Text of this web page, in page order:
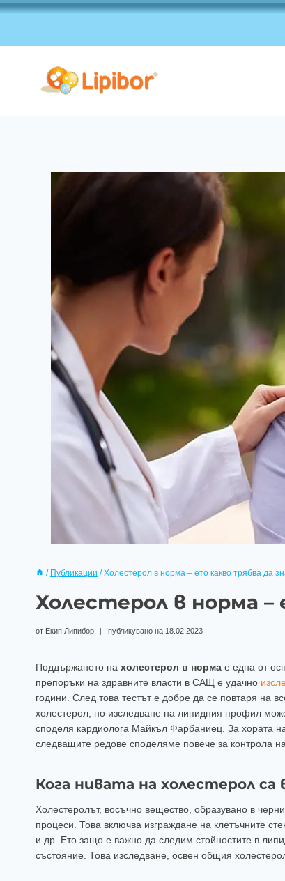
/ Публикации / Холестерол в норма – ето какво трябва да
Холестерол в норма
от Екип Липибор публикувано на 18.02.2023
Поддържането на холестерол в норма е една от
препоръки на здравните власти в САЩ е удачно
години. След това тестът е добре да се повтаря на
холестерол, но изследване на липидния профил
споделя кардиолога Майкъл Фарбаниец. За хората
следващите редове споделяме повече за контрола
Кога нивата на холестерол са
Холестеролът, восъчно вещество, образувано в
процеси. Това включва изграждане на клетъчните
и др. Ето защо е важно да следим стойностите в
състояние. Това изследване, освен общия